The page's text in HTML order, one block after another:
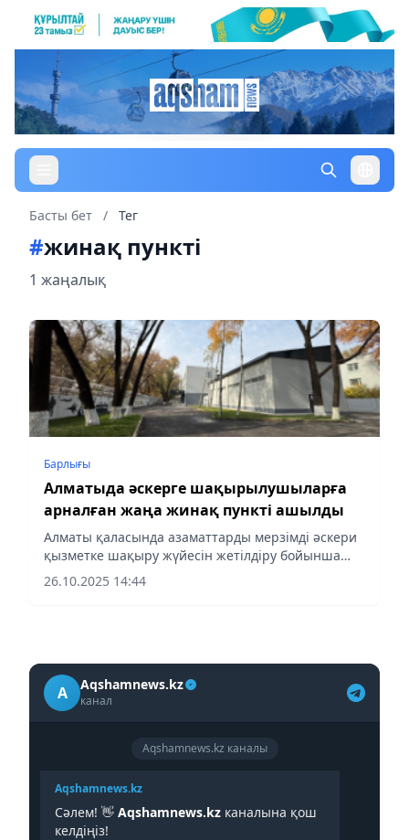
Басты бет / Тег
#жинақ пункті
1 жаңалық
Барлығы
Алматыда әскерге шақырылушыларға
арналған жаңа жинақ пункті ашылды
Алматы қаласында азаматтарды мерзімді әскери
қызметке шақыру жүйесін жетілдіру бойынша
жүйелі жұмыс жүргізілуде.
26.10.2025 14:44
A Aqshamnews.kz
канал
Aqshamnews.kz каналы
Aqshamnews.kz
Сәлем! 👋 Aqshamnews.kz каналына қош
келдіңіз!